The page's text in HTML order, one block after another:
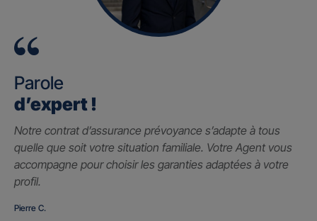
Parole
d’expert !
Notre contrat d’assurance prévoyance s’adapte à tous
quelle que soit votre situation familiale. Votre Agent vous
accompagne pour choisir les garanties adaptées à votre
profil.
Pierre C.